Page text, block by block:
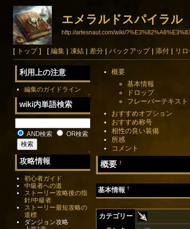
エメラルドスパイラル
http://artesnaut.com/wiki/
[ トップ] [ 編集| 凍結| 差分| バックアップ| 添付| リ
概要
基本情報
ドロップ
フレーバーテキスト
おすすめオプション
おすすめ称号
相性の良い装備
所感
コメント
概要 †
基本情報 †
カテゴリー
利用上の注意
編集のガイドライン
↑
wiki内単語検索
AND検索 OR検索
↑
攻略情報
初心者ガイド
中級者への道
ストーリー攻略後の指
針/中級者
ストーリー最短攻略の
道標
ダンジョン攻略